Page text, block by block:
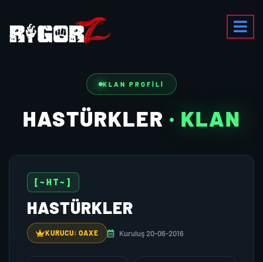
KLAN PROFILI
HASTÜRKLER · KLAN
[~HT~]
HASTÜRKLER
KURUCU: OAXE Kuruluş 20-06-2016